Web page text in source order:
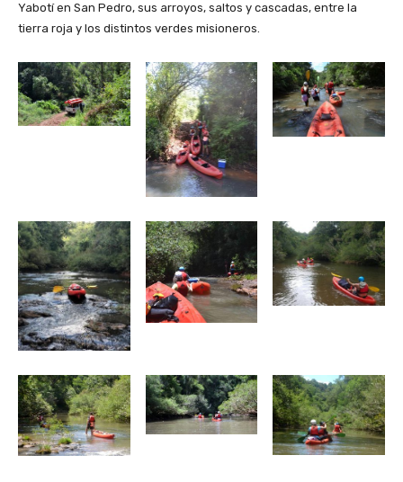
Yabotí en San Pedro, sus arroyos, saltos y cascadas, entre la
tierra roja y los distintos verdes misioneros.